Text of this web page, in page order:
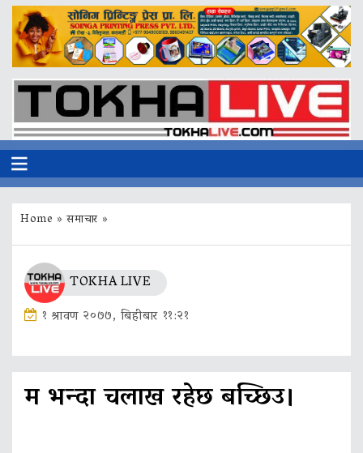
Home »समाचार »
TOKHA LIVE
१ श्रावण २०७७, बिहीबार ११:२१
म भन्दा चलाख रहेछ बच्छिउ।